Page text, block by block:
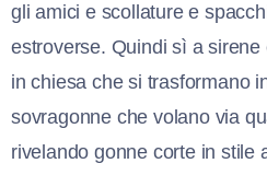
gli amici e scollature e
estroverse. Quindi sì a
in chiesa che si trasformano
sovragonne che volano via
rivelando gonne corte in stile